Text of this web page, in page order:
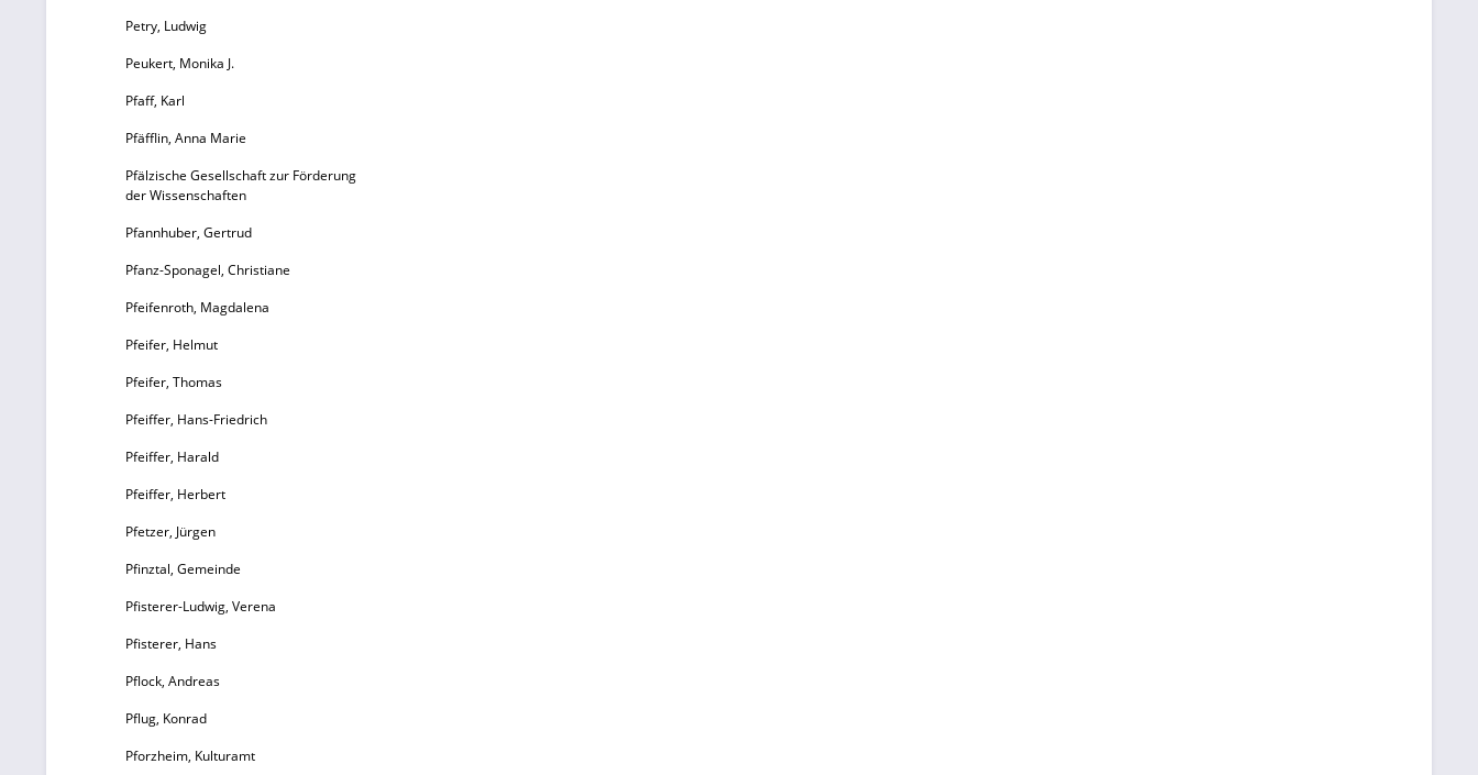
Petry, Ludwig
Peukert, Monika J.
Pfaff, Karl
Pfäfflin, Anna Marie
Pfälzische Gesellschaft zur Förderung
der Wissenschaften
Pfannhuber, Gertrud
Pfanz-Sponagel, Christiane
Pfeifenroth, Magdalena
Pfeifer, Helmut
Pfeifer, Thomas
Pfeiffer, Hans-Friedrich
Pfeiffer, Harald
Pfeiffer, Herbert
Pfetzer, Jürgen
Pfinztal, Gemeinde
Pfisterer-Ludwig, Verena
Pfisterer, Hans
Pflock, Andreas
Pflug, Konrad
Pforzheim, Kulturamt